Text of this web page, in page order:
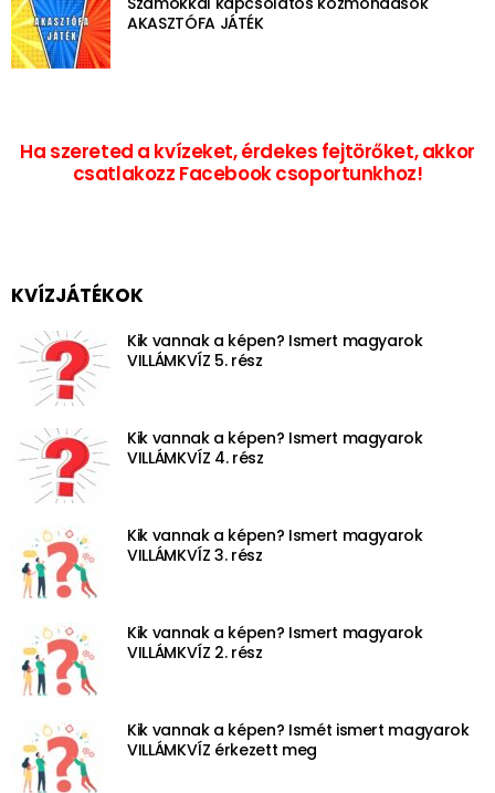
AKASZTÓFA JÁTÉK
Ha szereted a kvízeket, érdekes fejtörőket, akkor
csatlakozz Facebook csoportunkhoz!
KVÍZJÁTÉKOK
Kik vannak a képen? Ismert magyarok
VILLÁMKVÍZ 5. rész
Kik vannak a képen? Ismert magyarok
VILLÁMKVÍZ 4. rész
Kik vannak a képen? Ismert magyarok
VILLÁMKVÍZ 3. rész
Kik vannak a képen? Ismert magyarok
VILLÁMKVÍZ 2. rész
Kik vannak a képen? Ismét ismert magyarok
VILLÁMKVÍZ érkezett meg